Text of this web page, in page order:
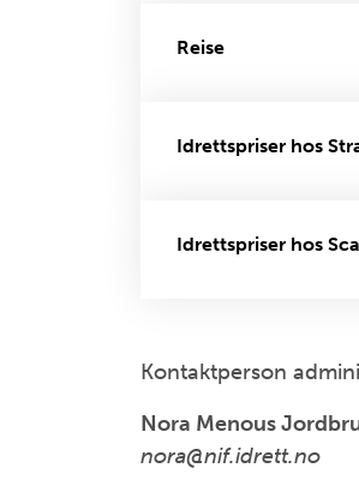
Reise
Idrettspriser hos
Idrettspriser hos
Kontaktperson
Nora Menous
nora@nif.idrett.no